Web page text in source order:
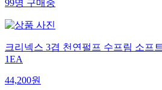
99명구매중
크리넥스 3겹 천연펄프 수프림 소프
1EA
44,200원